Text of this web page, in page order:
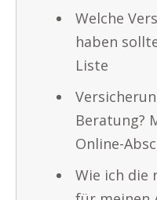
Welche
haben
Liste
Beratung?
Online-
Wie ich die